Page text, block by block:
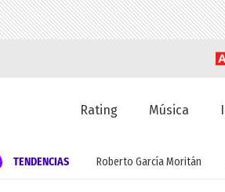
Rating Música
TENDENCIAS Roberto García Moritán